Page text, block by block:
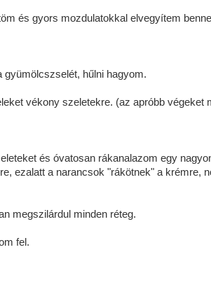
és gyors mozdulatokkal elvegyítem
hűlni hagyom.
vékony szeletekre. (az apróbb végeket
és óvatosan rákanalazom egy
ezalatt a narancsok "rákötnek" a krémre,
megszilárdul minden réteg.
fel.